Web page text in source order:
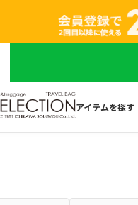
アイテムを探す